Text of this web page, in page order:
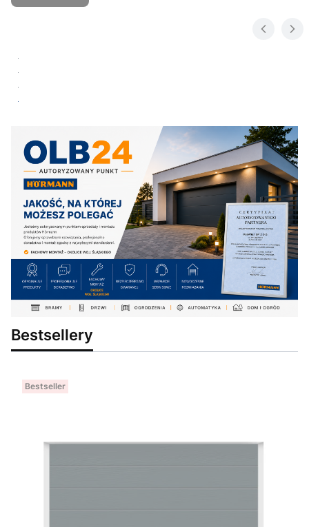
Bestsellery
Bestseller